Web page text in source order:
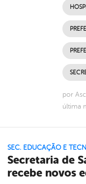
por
última
SEC. EDUCAÇÃO E
Secretaria de
recebe novos